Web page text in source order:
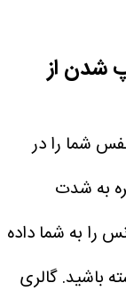
شدن از
شما را در
به شدت
را به شما داده
باشید.گالری